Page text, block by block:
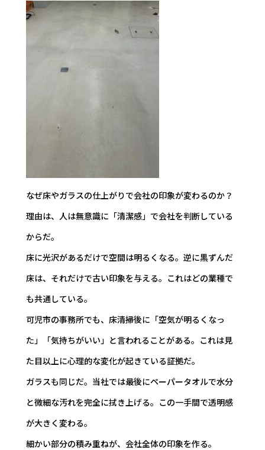
なぜ床やガラスの仕上がりで会社の印象が変わるのか？
理由は、人は無意識に「清潔感」で会社を判断している
からだ。
床に光沢があるだけで空間は明るくなる。逆に黒ずんだ
床は、それだけで古い印象を与える。これはどの業種で
も共通している。
可児市の事務所でも、床清掃後に「空気が明るくなっ
た」「気持ちがいい」と言われることがある。これは見
た目以上に心理的な変化が起きている証拠だ。
ガラスも同じだ。当社では最後にペーパータオルで水分
と微細な汚れを完全に拭き上げる。この一手間で透明感
が大きく変わる。
細かい部分の積み重ねが、会社全体の印象を作る。